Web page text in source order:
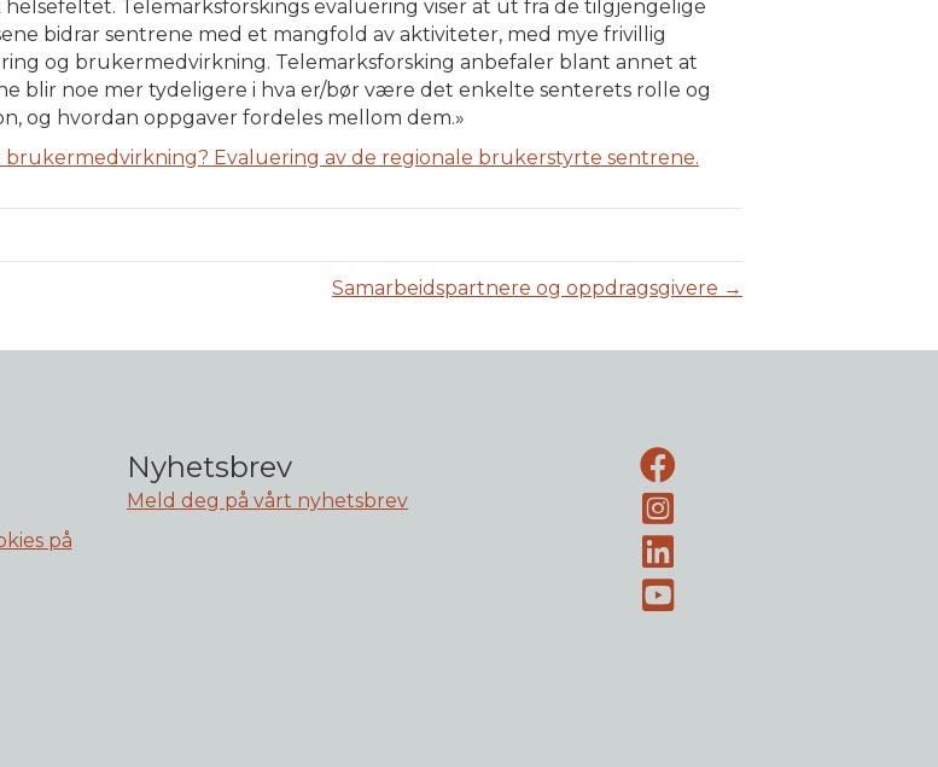
helsefeltet. Telemarksforskings evaluering viser at ut fra de tilgjengelige
bidrar sentrene med et mangfold av aktiviteter, med mye frivillig
og brukermedvirkning. Telemarksforsking anbefaler blant annet at
blir noe mer tydeligere i hva er/bør være det enkelte senterets rolle og
og hvordan oppgaver fordeles mellom dem.»
brukermedvirkning? Evaluering av de regionale brukerstyrte sentrene.
Samarbeidspartnere og oppdragsgivere →
på
Nyhetsbrev
Meld deg på vårt nyhetsbrev
Facebook-side
Instagram
LinkedIn
Youtube